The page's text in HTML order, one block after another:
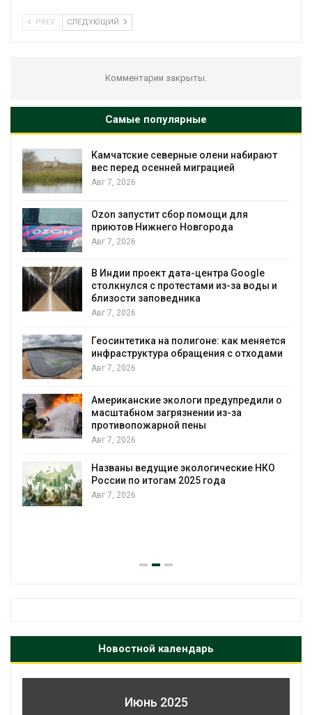
PREV СЛЕДУЮЩИЙ
Комментарии закрыты.
Самые популярные
воды и
меняется
отходами
о
НКО
Тайфун, засуха и пожары: сразу
несколько регионов столкнулись
Авг 7, 2026
Солнечные панели над каналами
воду
Авг 7, 2026
Авг 7, 2026
уборку контейнерных площадок
Авг 7, 2026
воды
Авг 6, 2026
Новостной календарь
Июнь 2025